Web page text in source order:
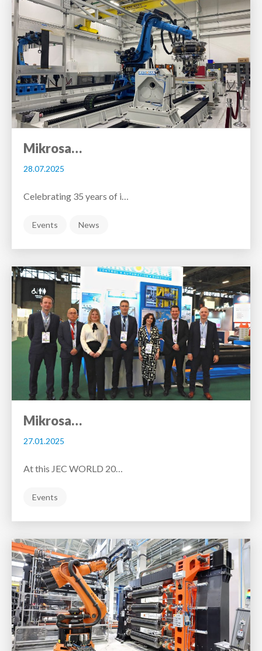
Mikrosa…
28.07.2025
Celebrating 35 years of i…
Events News
Mikrosa…
27.01.2025
At this JEC WORLD 20…
Events